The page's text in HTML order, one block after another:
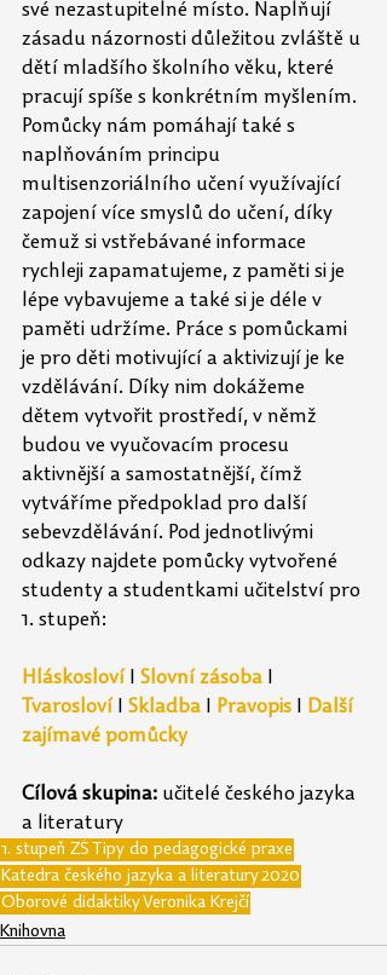
své nezastupitelné místo. Naplňují
zásadu názornosti důležitou zvláště u
dětí mladšího školního věku, které
pracují spíše s konkrétním myšlením.
Pomůcky nám pomáhají také s
naplňováním principu
multisenzoriálního učení využívající
zapojení více smyslů do učení, díky
čemuž si vstřebávané informace
rychleji zapamatujeme, z paměti si je
lépe vybavujeme a také si je déle v
paměti udržíme. Práce s pomůckami
je pro děti motivující a aktivizují je ke
vzdělávání. Díky nim dokážeme
dětem vytvořit prostředí, v němž
budou ve vyučovacím procesu
aktivnější a samostatnější, čímž
vytváříme předpoklad pro další
sebevzdělávání. Pod jednotlivými
odkazy najdete pomůcky vytvořené
studenty a studentkami učitelství pro
1. stupeň:
Hláskosloví Slovní zásoba
Tvarosloví
Skladba Pravopis
Další
zajímavé pomůcky
Cílová skupina: učitelé českého jazyka
a literatury
1. stupeň ZŠ Tipy do pedagogické praxe
Katedra českého jazyka a literatury2020
Oborové didaktikyVeronika Krejčí
Knihovna